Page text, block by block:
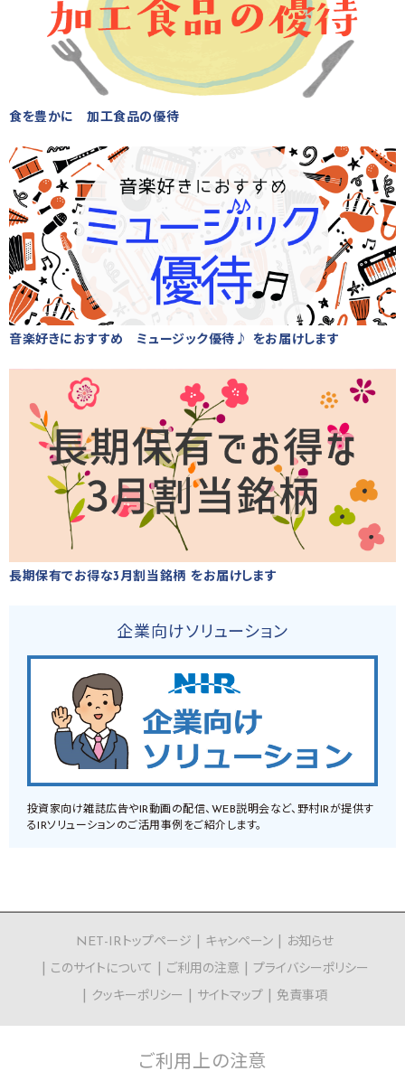
食を豊かに 加工食品の優待
音楽好きにおすすめ ミュージック優待♪ をお届けします
長期保有でお得な3月割当銘柄 をお届けします
企業向けソリューション
投資家向け雑誌広告やIR動画の配信、WEB説明会など、野村IRが提供す
るIRソリューションのご活用事例をご紹介します。
NET-IRトップページ キャンペーン
お知らせ
このサイトについて
ご利用の注意
プライバシーポリシー
クッキーポリシー
サイトマップ 免責事項
ご利用上の注意